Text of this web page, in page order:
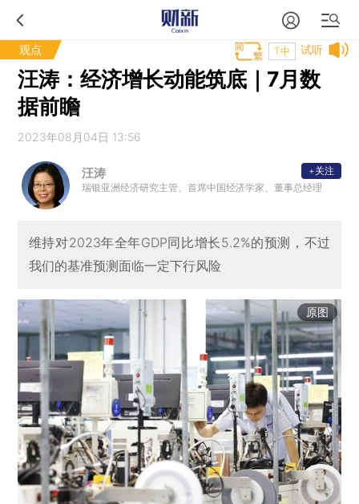
观点 试听
T中
汪涛：经济增长动能筑底｜7月数
据前瞻
2023年08月04日 13:56
汪涛
瑞银亚洲经济研究主管、首席中国经济学家、董事总经理
+关注
维持对2023年全年GDP同比增长5.2%的预测，不过
我们的基准预测面临一定下行风险
原图